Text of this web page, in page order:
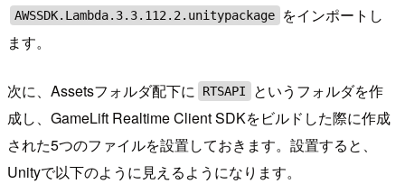
AWSSDK.Lambda.3.3.112.2.unitypackage
をインポートし
ます。
次に、Assetsフォルダ配下に RTSAPI
というフォルダを作
成し、GameLift Realtime Client SDKをビルドした際に作成
された5つのファイルを設置しておきます。設置すると、
Unityで以下のように見えるようになります。